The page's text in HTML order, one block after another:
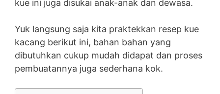
kue ini juga disukai anak-anak dan dewasa.
Yuk langsung saja kita praktekkan resep kue
kacang berikut ini, bahan bahan yang
dibutuhkan cukup mudah didapat dan proses
pembuatannya juga sederhana kok.